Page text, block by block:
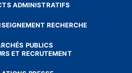
ADMINISTRATIFS
RECHERCHE
PUBLICS
ET RECRUTEMENT